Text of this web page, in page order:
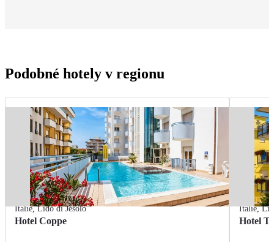
Podobné hotely v regionu
Itálie,Lido di Jesolo
Hotel Coppe
Itálie,
Hotel